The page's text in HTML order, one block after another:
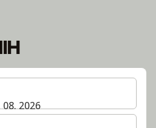
08. 2026
pro svůj pobyt